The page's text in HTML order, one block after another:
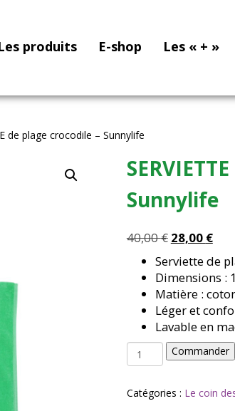
produits E-shop Les « + »
de plage crocodile – Sunnylife
Sunnylife
40,00€ Le
prix
initial
était :
40,00 €.
28,00 €Le
prix
est :
Serviette de
Dimensions :
Matière :
Léger et
Lavable en
quantité
de
de
Commander
Catégories : Le coin